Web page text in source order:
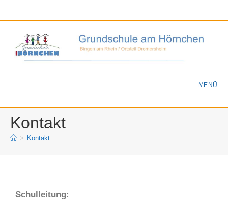
MENÜ
Kontakt
> Kontakt
Schulleitung: